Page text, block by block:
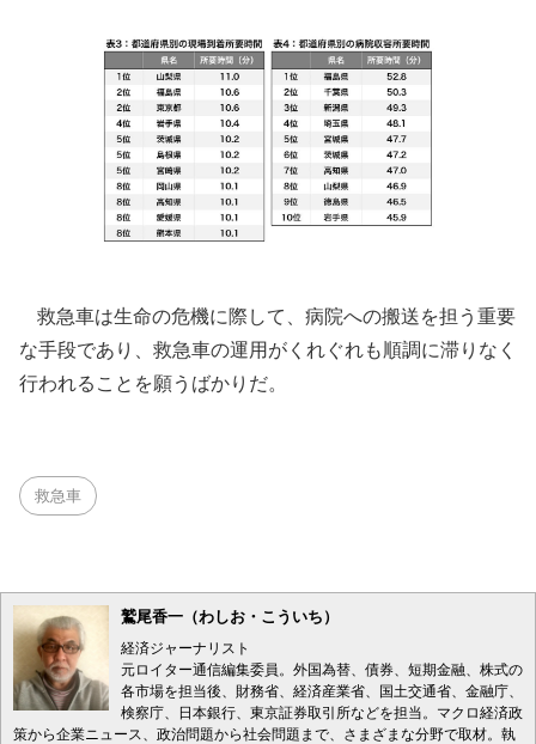
救急車は生命の危機に際して、病院への搬送を担う重要
な手段であり、救急車の運用がくれぐれも順調に滞りなく
行われることを願うばかりだ。
救急車
鷲尾香一（わしお・こういち）
経済ジャーナリスト
元ロイター通信編集委員。外国為替、債券、短期金融、株式の
各市場を担当後、財務省、経済産業省、国土交通省、金融庁、
検察庁、日本銀行、東京証券取引所などを担当。マクロ経済政
策から企業ニュース、政治問題から社会問題まで、さまざまな分野で取材。執